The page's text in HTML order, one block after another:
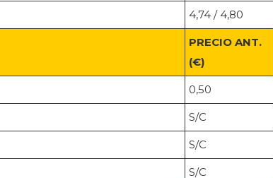
4,74 / 4,80
PRECIO ANT.
(€)
0,50
S/C
S/C
S/C